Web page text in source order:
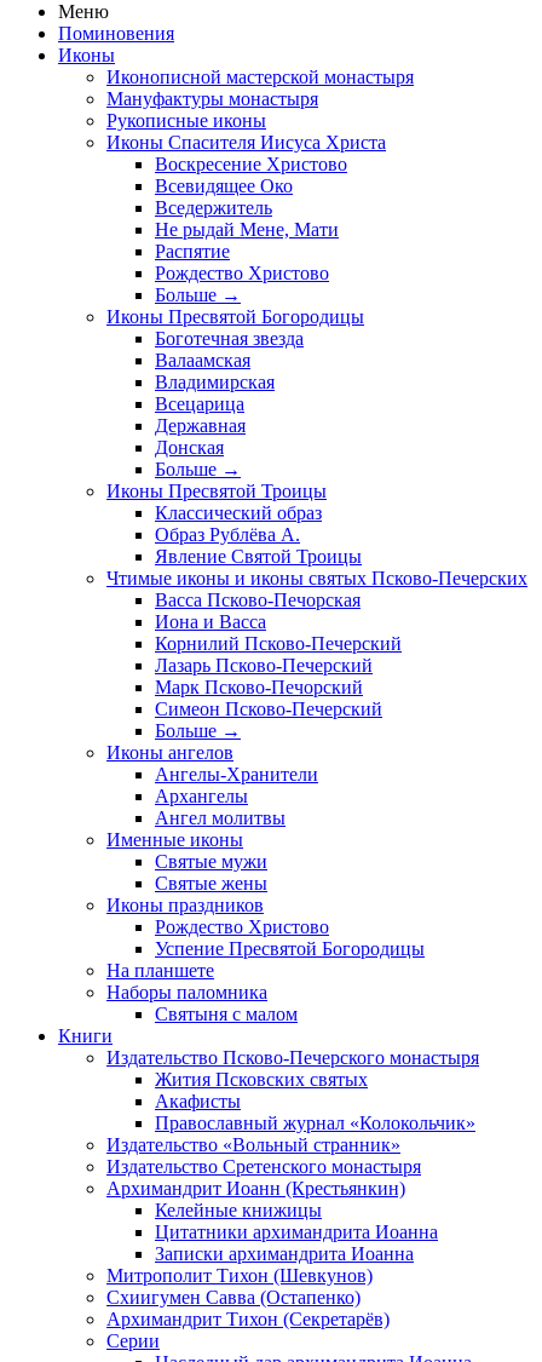
Меню
Поминовения
Иконы
Иконописной мастерской монастыря
Мануфактуры монастыря
Рукописные иконы
Иконы Спасителя Иисуса Христа
Воскресение Христово
Всевидящее Око
Вседержитель
Не рыдай Мене, Мати
Распятие
Рождество Христово
Больше →
Иконы Пресвятой Богородицы
Боготечная звезда
Валаамская
Владимирская
Всецарица
Державная
Донская
Больше →
Иконы Пресвятой Троицы
Классический образ
Образ Рублёва А.
Явление Святой Троицы
Чтимые иконы и иконы святых Псково-Печерских
Васса Псково-Печорская
Иона и Васса
Корнилий Псково-Печерский
Лазарь Псково-Печерский
Марк Псково-Печорский
Симеон Псково-Печерский
Больше →
Иконы ангелов
Ангелы-Хранители
Архангелы
Ангел молитвы
Именные иконы
Святые мужи
Святые жены
Иконы праздников
Рождество Христово
Успение Пресвятой Богородицы
На планшете
Наборы паломника
Святыня с малом
Книги
Издательство Псково-Печерского монастыря
Жития Псковских святых
Акафисты
Православный журнал «Колокольчик»
Издательство «Вольный странник»
Издательство Сретенского монастыря
Архимандрит Иоанн (Крестьянкин)
Келейные книжицы
Цитатники архимандрита Иоанна
Записки архимандрита Иоанна
Митрополит Тихон (Шевкунов)
Схиигумен Савва (Остапенко)
Архимандрит Тихон (Секретарёв)
Серии